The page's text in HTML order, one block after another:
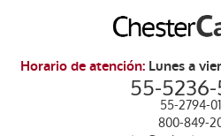
Horario de atención: Lunes a
55-
55-2794-
800-849-